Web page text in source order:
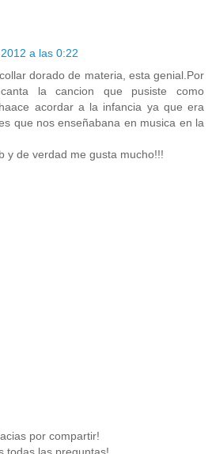
a las 0:22
dorado de materia, esta genial.Por
la cancion que pusiste como
acordar a la infancia ya que era
que nos enseñabana en musica en la
y de verdad me gusta mucho!!!
por compartir!
todas las preguntas!